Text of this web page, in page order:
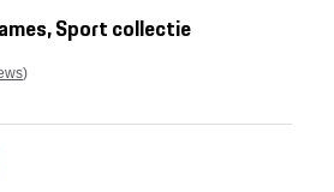
Sport collectie
)